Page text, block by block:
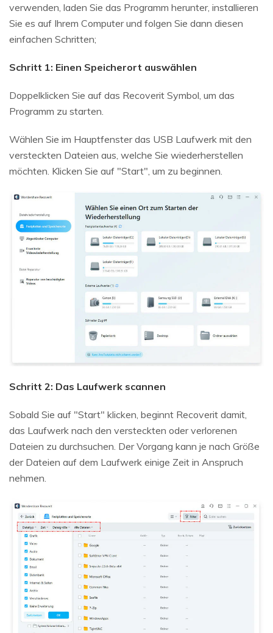
verwenden, laden Sie das Programm herunter, installieren
Sie es auf Ihrem Computer und folgen Sie dann diesen
einfachen Schritten;
Schritt 1: Einen Speicherort auswählen
Doppelklicken Sie auf das Recoverit Symbol, um das
Programm zu starten.
Wählen Sie im Hauptfenster das USB Laufwerk mit den
versteckten Dateien aus, welche Sie wiederherstellen
möchten. Klicken Sie auf "Start", um zu beginnen.
Schritt 2: Das Laufwerk scannen
Sobald Sie auf "Start" klicken, beginnt Recoverit damit,
das Laufwerk nach den versteckten oder verlorenen
Dateien zu durchsuchen. Der Vorgang kann je nach Größe
der Dateien auf dem Laufwerk einige Zeit in Anspruch
nehmen.